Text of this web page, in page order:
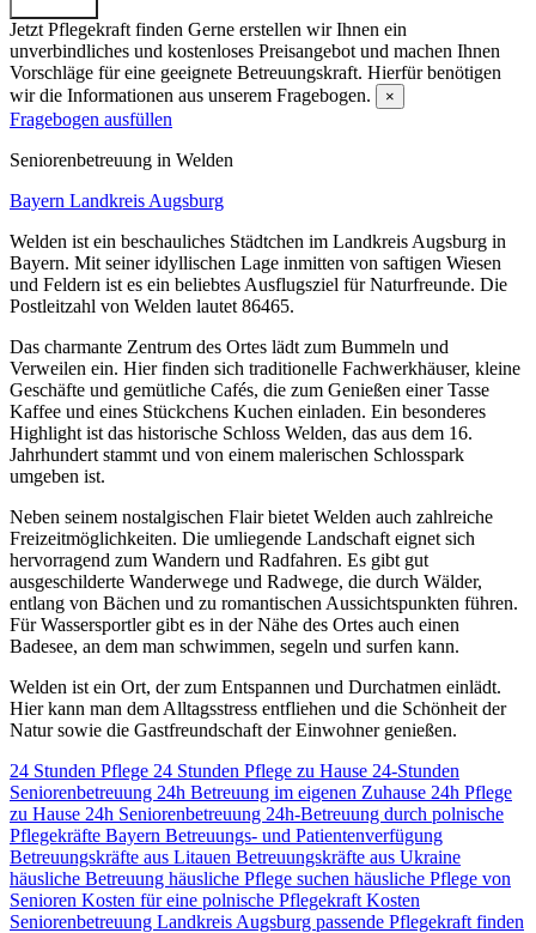
Jetzt Pflegekraft finden Gerne erstellen wir Ihnen ein
unverbindliches und kostenloses Preisangebot und machen Ihnen
Vorschläge für eine geeignete Betreuungskraft. Hierfür benötigen
wir die Informationen aus unserem Fragebogen.
×
Fragebogen ausfüllen
Senioren­betreuung in Welden
Bayern Landkreis Augsburg
Welden ist ein beschauliches Städtchen im Landkreis Augsburg in
Bayern. Mit seiner idyllischen Lage inmitten von saftigen Wiesen
und Feldern ist es ein beliebtes Ausflugsziel für Naturfreunde. Die
Postleitzahl von Welden lautet 86465.
Das charmante Zentrum des Ortes lädt zum Bummeln und
Verweilen ein. Hier finden sich traditionelle Fachwerkhäuser, kleine
Geschäfte und gemütliche Cafés, die zum Genießen einer Tasse
Kaffee und eines Stückchens Kuchen einladen. Ein besonderes
Highlight ist das historische Schloss Welden, das aus dem 16.
Jahrhundert stammt und von einem malerischen Schlosspark
umgeben ist.
Neben seinem nostalgischen Flair bietet Welden auch zahlreiche
Freizeitmöglichkeiten. Die umliegende Landschaft eignet sich
hervorragend zum Wandern und Radfahren. Es gibt gut
ausgeschilderte Wanderwege und Radwege, die durch Wälder,
entlang von Bächen und zu romantischen Aussichtspunkten führen.
Für Wassersportler gibt es in der Nähe des Ortes auch einen
Badesee, an dem man schwimmen, segeln und surfen kann.
Welden ist ein Ort, der zum Entspannen und Durchatmen einlädt.
Hier kann man dem Alltagsstress entfliehen und die Schönheit der
Natur sowie die Gastfreundschaft der Einwohner genießen.
24 Stunden Pflege 24 Stunden Pflege zu Hause 24-Stunden
Seniorenbetreuung 24h Betreuung im eigenen Zuhause 24h Pflege
zu Hause 24h Seniorenbetreuung 24h-Betreuung durch polnische
Pflegekräfte Bayern Betreuungs- und Patientenverfügung
Betreuungskräfte aus Litauen Betreuungskräfte aus Ukraine
häusliche Betreuung häusliche Pflege suchen häusliche Pflege von
Senioren Kosten für eine polnische Pflegekraft Kosten
Seniorenbetreuung Landkreis Augsburg passende Pflegekraft finden